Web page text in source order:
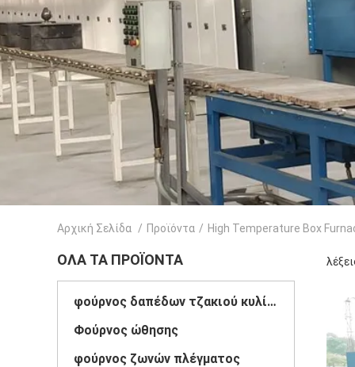
Αρχική Σελίδα / Προϊόντα / High Temperature Box
ΌΛΑ ΤΑ ΠΡΟΪΌΝΤΑ
φούρνος δαπέδων τζακιού κυλίνδρων
Φούρνος ώθησης
φούρνος ζωνών πλέγματος